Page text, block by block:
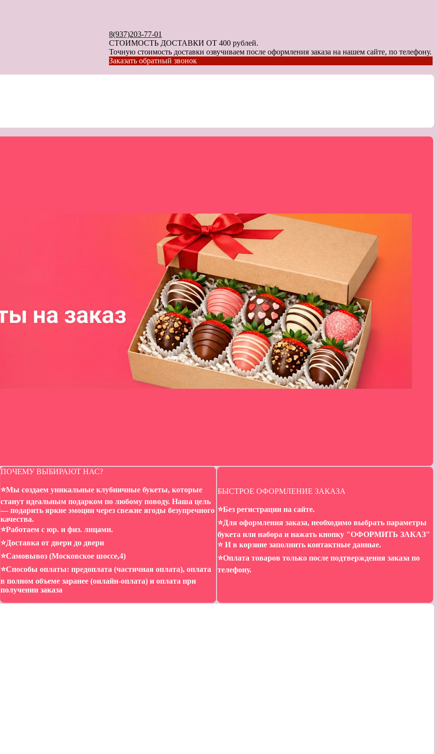
8(937)203-77-01
СТОИМОСТЬ ДОСТАВКИ ОТ 400 рублей.
Точную стоимость доставки озвучиваем после оформления заказа на нашем сайте, по телефону.
Заказать обратный звонок
ПОЧЕМУ ВЫБИРАЮТ НАС?
⭐️Мы создаем уникальные клубничные букеты, которые
станут идеальным подарком по любому поводу. Наша цель
— подарить яркие эмоции через свежие ягоды безупречного
качества.
⭐️Работаем с юр. и физ. лицами.
⭐️Доставка от двери до двери
⭐️Самовывоз (Московское шоссе,4)
⭐️Способы оплаты: предоплата (частичная оплата), оплата
в полном объеме заранее (онлайн-оплата) и оплата при
получении заказа
БЫСТРОЕ ОФОРМЛЕНИЕ ЗАКАЗА
⭐️Без регистрации на сайте.
⭐️Для оформления заказа, необходимо выбрать параметры
букета или набора и нажать кнопку "ОФОРМИТЬ ЗАКАЗ"
⭐️ И в корзине заполнить контактные данные.
⭐️Оплата товаров только после подтверждения заказа по
телефону.